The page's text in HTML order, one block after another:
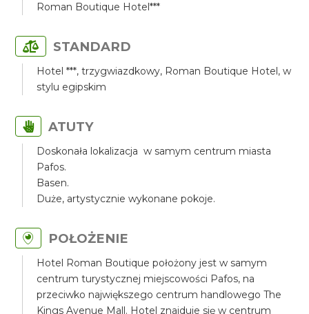
Roman Boutique Hotel***
STANDARD
Hotel ***, trzygwiazdkowy, Roman Boutique Hotel, w
stylu egipskim
ATUTY
Doskonała lokalizacja w samym centrum miasta
Pafos.
Basen.
Duże, artystycznie wykonane pokoje.
POŁOŻENIE
Hotel Roman Boutique położony jest w samym
centrum turystycznej miejscowości Pafos, na
przeciwko największego centrum handlowego The
Kings Avenue Mall. Hotel znajduje się w centrum